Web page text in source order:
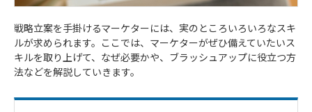
戦略立案を手掛けるマーケターには、実のところいろいろなスキ
ルが求められます。ここでは、マーケターがぜひ備えていたいス
キルを取り上げて、なぜ必要かや、ブラッシュアップに役立つ方
法などを解説していきます。